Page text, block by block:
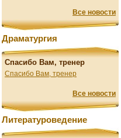
Все новости
Драматургия
Спасибо Вам, тренер
Спасибо Вам, тренер
Все новости
Литературоведение